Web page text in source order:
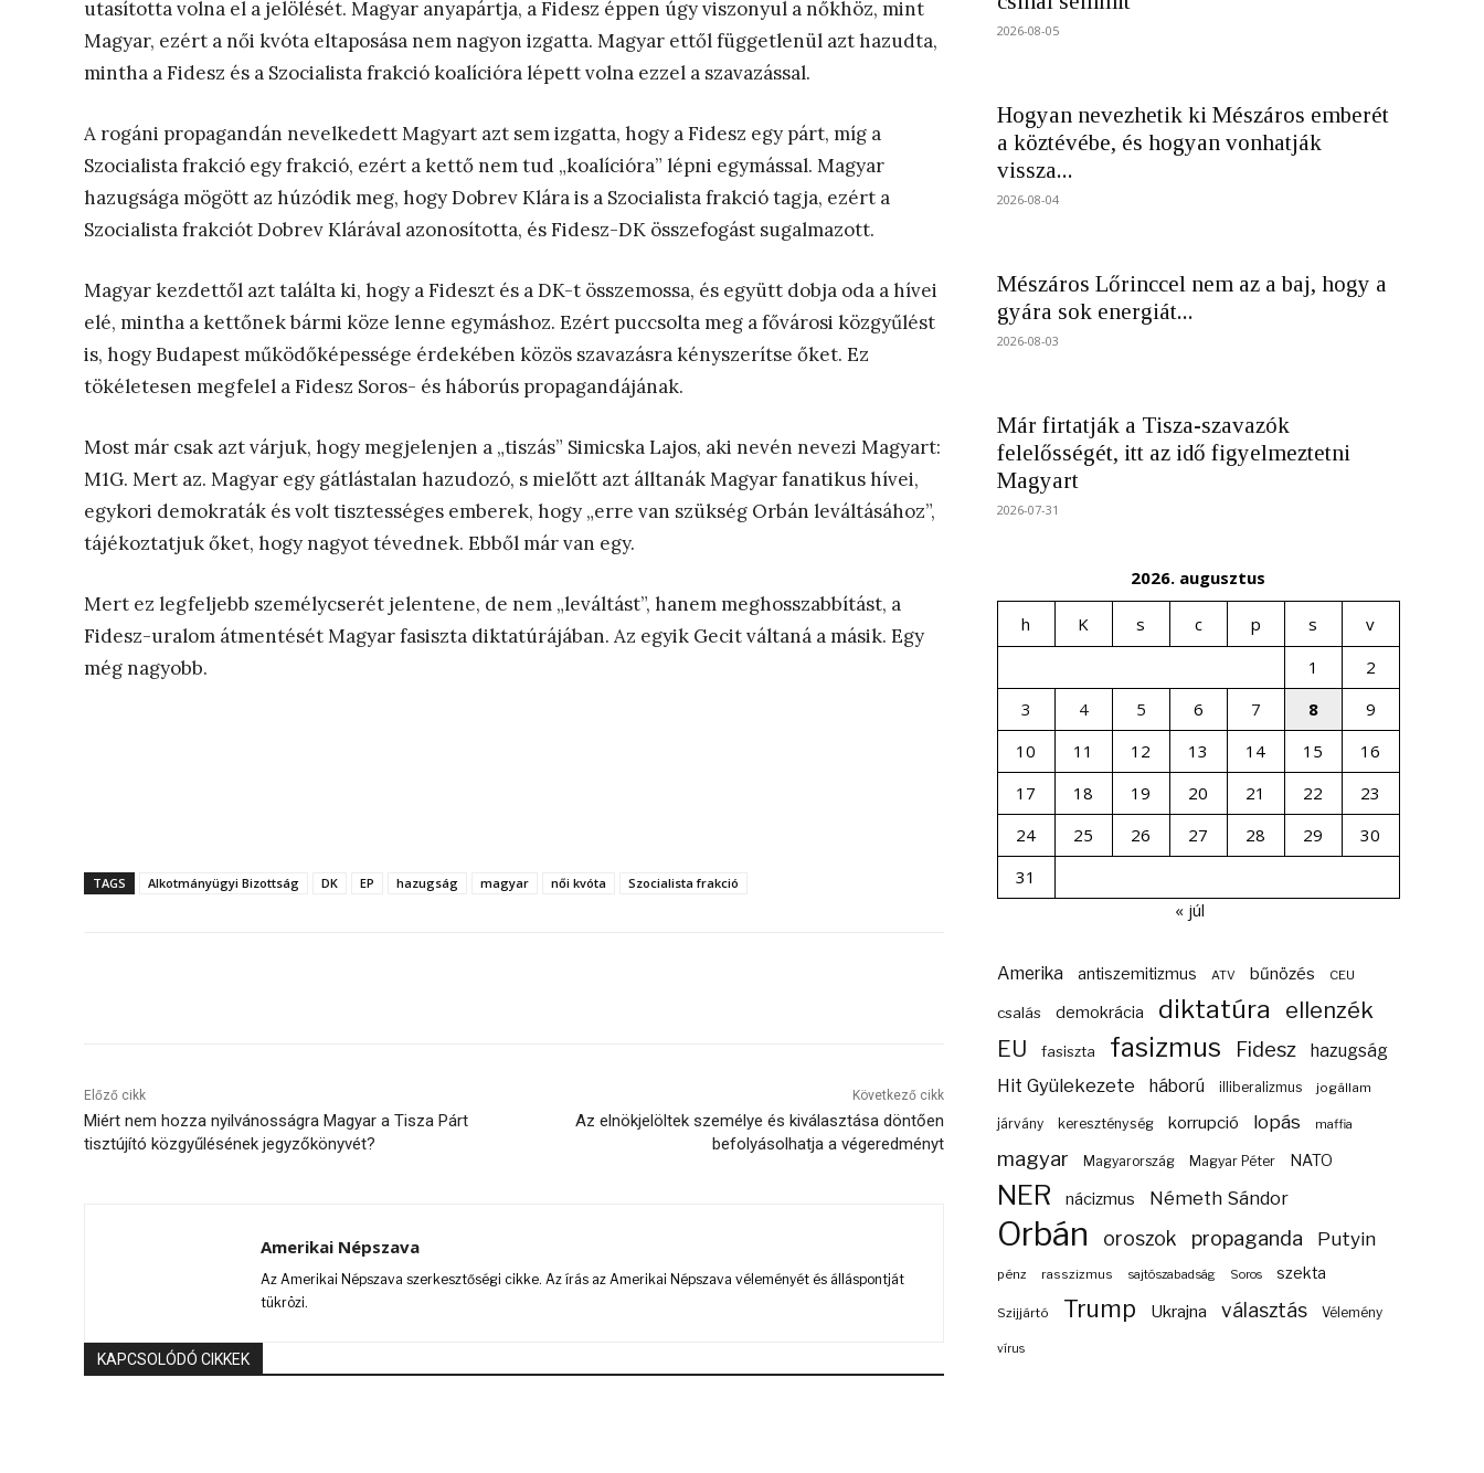
utasította volna el a jelölését. Magyar anyapártja, a Fidesz éppen úgy viszonyul a nőkhöz, mint
Magyar, ezért a női kvóta eltaposása nem nagyon izgatta. Magyar ettől függetlenül azt hazudta,
mintha a Fidesz és a Szocialista frakció koalícióra lépett volna ezzel a szavazással.
A rogáni propagandán nevelkedett Magyart azt sem izgatta, hogy a Fidesz egy párt, míg a
Szocialista frakció egy frakció, ezért a kettő nem tud „koalícióra” lépni egymással. Magyar
hazugsága mögött az húzódik meg, hogy Dobrev Klára is a Szocialista frakció tagja, ezért a
Szocialista frakciót Dobrev Klárával azonosította, és Fidesz-DK összefogást sugalmazott.
Magyar kezdettől azt találta ki, hogy a Fideszt és a DK-t összemossa, és együtt dobja oda a hívei
elé, mintha a kettőnek bármi köze lenne egymáshoz. Ezért puccsolta meg a fővárosi közgyűlést
is, hogy Budapest működőképessége érdekében közös szavazásra kényszerítse őket. Ez
tökéletesen megfelel a Fidesz Soros- és háborús propagandájának.
Most már csak azt várjuk, hogy megjelenjen a „tiszás” Simicska Lajos, aki nevén nevezi Magyart:
M1G. Mert az. Magyar egy gátlástalan hazudozó, s mielőtt azt álltanák Magyar fanatikus hívei,
egykori demokraták és volt tisztességes emberek, hogy „erre van szükség Orbán leváltásához”,
tájékoztatjuk őket, hogy nagyot tévednek. Ebből már van egy.
Mert ez legfeljebb személycserét jelentene, de nem „leváltást”, hanem meghosszabbítást, a
Fidesz-uralom átmentését Magyar fasiszta diktatúrájában. Az egyik Gecit váltaná a másik. Egy
még nagyobb.
TAGS Alkotmányügyi Bizottság DK EP hazugság magyar női kvóta Szocialista frakció
Előző cikk
Miért nem hozza nyilvánosságra Magyar a Tisza Párt
tisztújító közgyűlésének jegyzőkönyvét?
Következő cikk
Az elnökjelöltek személye és kiválasztása döntően
befolyásolhatja a végeredményt
Amerikai Népszava
Az Amerikai Népszava szerkesztőségi cikke. Az írás az Amerikai Népszava véleményét és álláspontját
tükrözi.
KAPCSOLÓDÓ CIKKEK
2026-08-05
Hogyan nevezhetik ki Mészáros emberét
a köztévébe, és hogyan vonhatják
vissza...
2026-08-04
Mészáros Lőrinccel nem az a baj, hogy a
gyára sok energiát...
2026-08-03
Már firtatják a Tisza-szavazók
felelősségét, itt az idő figyelmeztetni
Magyart
2026-07-31
2026. augusztus
h K s c p s
v
1
2
3
4 5 6 7 8
9
10
11 12 13 14 15
16
17
18 19 20 21 22
23
24
25 26 27 28 29
30
31
« júl
Amerika antiszemitizmus ATV bűnözés CEU
csalás demokrácia diktatúra ellenzék
EU fasiszta fasizmus Fidesz hazugság
Hit Gyülekezete háború illiberalizmus jogállam
járvány kereszténység korrupció lopás maffia
magyar Magyarország Magyar Péter NATO
NER nácizmus Németh Sándor
Orbán oroszok propaganda Putyin
pénz rasszizmus sajtószabadság Soros szekta
Szijjártó Trump Ukrajna választás Vélemény
vírus